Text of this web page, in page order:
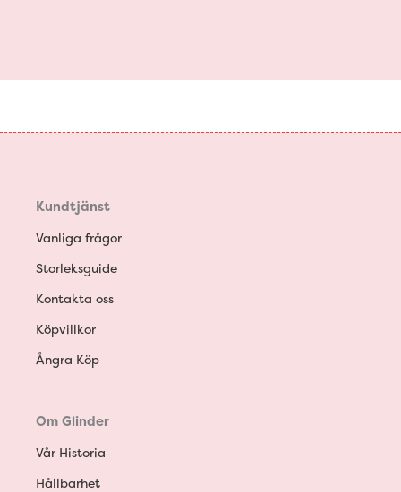
Kundtjänst
Vanliga frågor
Storleksguide
Kontakta oss
Köpvillkor
Ångra Köp
Om Glinder
Vår Historia
Hållbarhet